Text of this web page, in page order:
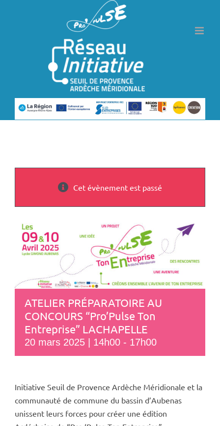
Cet évènement est passé
ATELIER PRÉPARATOIRE AU
CONCOURS “Pro’Pulse Ton
Entreprise” LACHAPELLE
20 mars 2025 | 14h00 - 17h00
Initiative Seuil de Provence Ardèche Méridionale et la
communauté de commune du bassin d’Aubenas
unissent leurs forces pour créer une édition